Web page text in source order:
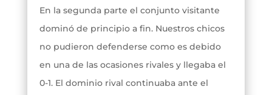
En la segunda parte el conjunto visitante
dominó de principio a fin. Nuestros chicos
no pudieron defenderse como es debido
en una de las ocasiones rivales y llegaba el
0-1. El dominio rival continuaba ante el